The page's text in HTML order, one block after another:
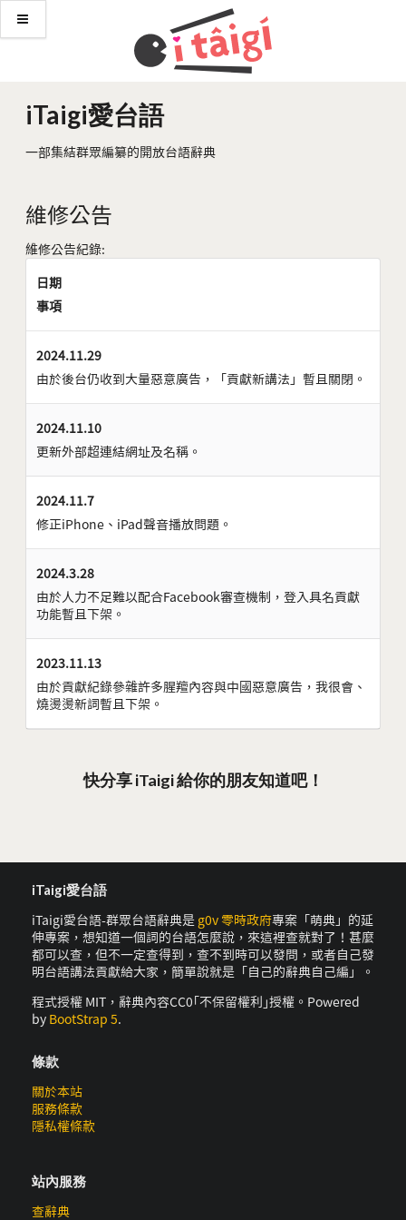
iTaigi愛台語
一部集結群眾編纂的開放台語辭典
維修公告
維修公告紀錄:
日期
事項
2024.11.29
由於後台仍收到大量惡意廣告，「貢獻新講法」暫且關閉。
2024.11.10
更新外部超連結網址及名稱。
2024.11.7
修正iPhone、iPad聲音播放問題。
2024.3.28
由於人力不足難以配合Facebook審查機制，登入具名貢獻
功能暫且下架。
2023.11.13
由於貢獻紀錄參雜許多腥羶內容與中國惡意廣告，我很會、
燒燙燙新詞暫且下架。
快分享 iTaigi 給你的朋友知道吧！
iTaigi愛台語
iTaigi愛台語-群眾台語辭典是 g0v 零時政府專案「萌典」的延
伸專案，想知道一個詞的台語怎麼說，來這裡查就對了！甚麼
都可以查，但不一定查得到，查不到時可以發問，或者自己發
明台語講法貢獻給大家，簡單說就是「自己的辭典自己編」。
程式授權 MIT，辭典內容CC0｢不保留權利｣授權。Powered
by BootStrap 5.
條款
關於本站
服務條款
隱私權條款
站內服務
查辭典